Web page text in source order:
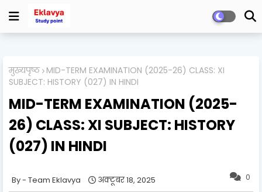
मुख्यपृष्ठ MID-TERM EXAMINATION (2025-26) CLASS: XI
SUBJECT: HISTORY (027) IN HINDI
MID-TERM EXAMINATION (2025-
26) CLASS: XI SUBJECT: HISTORY
(027) IN HINDI
0
Team Eklavya अक्टूबर 18, 2025